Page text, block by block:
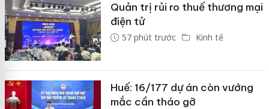
Quản trị rủi ro thuế thương mại
điện tử
57 phút trước Kinh tế
Huế: 16/177 dự án còn vướng
mắc cần tháo gỡ